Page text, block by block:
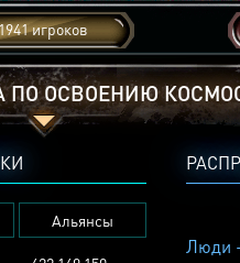
игроков
ПО ОСВОЕНИЮ
Люди
Альянсы